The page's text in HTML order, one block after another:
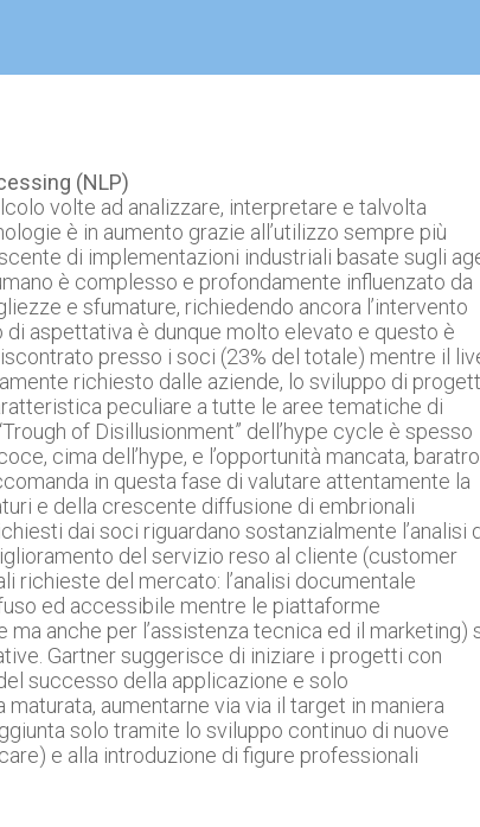
(NLP)
volte ad analizzare, interpretare e talvolta
è in aumento grazie all’utilizzo sempre più
di implementazioni industriali basate sugli
è complesso e profondamente influenzato da
e sfumature, richiedendo ancora l’intervento
aspettativa è dunque molto elevato e questo è
presso i soci (23% del totale) mentre il
richiesto dalle aziende, lo sviluppo di
peculiare a tutte le aree tematiche di
of Disillusionment” dell’hype cycle è spesso
cima dell’hype, e l’opportunità mancata, baratro
in questa fase di valutare attentamente la
e della crescente diffusione di embrionali
dai soci riguardano sostanzialmente l’analisi
del servizio reso al cliente (customer
richieste del mercato: l’analisi documentale
ed accessibile mentre le piattaforme
anche per l’assistenza tecnica ed il marketing)
Gartner suggerisce di iniziare i progetti con
successo della applicazione e solo
aumentarne via via il target in maniera
solo tramite lo sviluppo continuo di nuove
e alla introduzione di figure professionali